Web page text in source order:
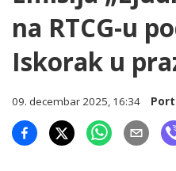
na RTCG-u
Iskorak u
09. decembar 2025, 16:34